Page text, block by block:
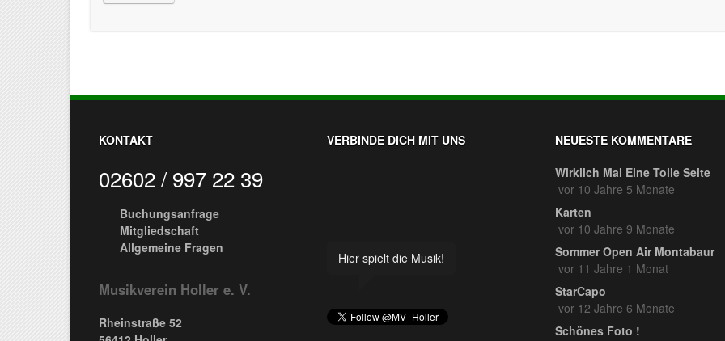
KONTAKT
02602 / 997 22 39
Buchungsanfrage
Mitgliedschaft
Allgemeine Fragen
Musikverein Holler e. V.
Rheinstraße 52
VERBINDE DICH MIT UNS
Hier spielt die Musik!
NEUESTE KOMMENTARE
Wirklich Mal Eine Tolle Seite
vor 10 Jahre 5 Monate
Karten
vor 10 Jahre 9 Monate
Sommer Open Air Montabaur
vor 11 Jahre 1 Monat
StarCapo
vor 12 Jahre 6 Monate
Schönes Foto !